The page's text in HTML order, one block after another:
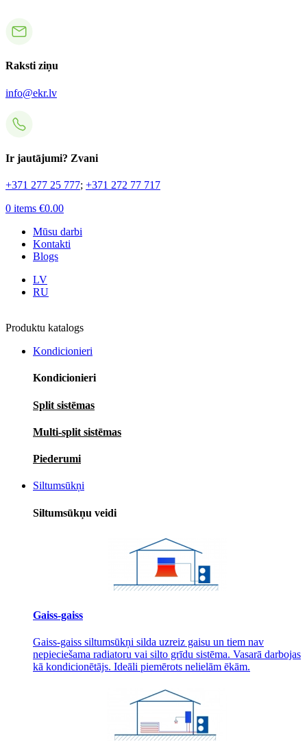
Raksti ziņu
info@ekr.lv
Ir jautājumi? Zvani
+371 277 25 777; +371 272 77 717
0 items €0.00
Mūsu darbi
Kontakti
Blogs
LV
RU
Produktu katalogs
Kondicionieri
Kondicionieri
Split sistēmas
Multi-split sistēmas
Piederumi
Siltumsūkņi
Siltumsūkņu veidi
Gaiss-gaiss
Gaiss-gaiss siltumsūkņi silda uzreiz gaisu un tiem nav
nepieciešama radiatoru vai silto grīdu sistēma. Vasarā darbojas
kā kondicionētājs. Ideāli piemērots nelielām ēkām.